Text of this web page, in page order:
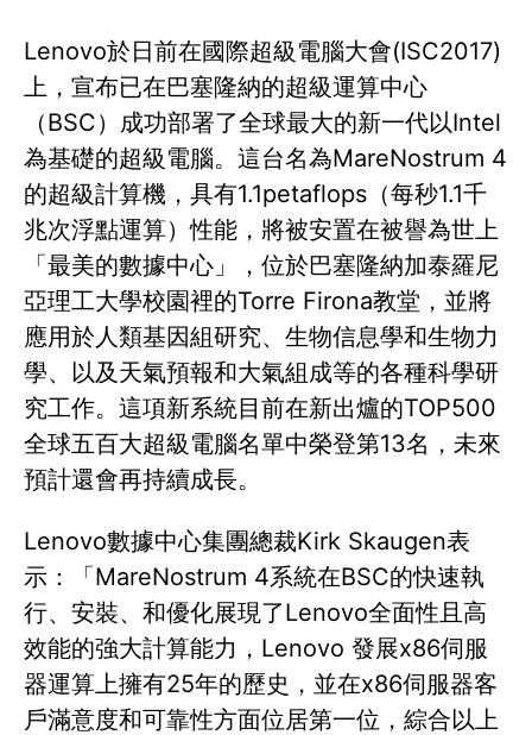
Lenovo於日前在國際超級電腦大會(ISC2017)
上，宣布已在巴塞隆納的超級運算中心
（BSC）成功部署了全球最大的新一代以Intel
為基礎的超級電腦。這台名為MareNostrum 4
的超級計算機，具有1.1petaflops（每秒1.1千
兆次浮點運算）性能，將被安置在被譽為世上
「最美的數據中心」，位於巴塞隆納加泰羅尼
亞理工大學校園裡的Torre Firona教堂，並將
應用於人類基因組研究、生物信息學和生物力
學、以及天氣預報和大氣組成等的各種科學研
究工作。這項新系統目前在新出爐的TOP500
全球五百大超級電腦名單中榮登第13名，未來
預計還會再持續成長。
Lenovo數據中心集團總裁Kirk Skaugen表
示：「MareNostrum 4系統在BSC的快速執
行、安裝、和優化展現了Lenovo全面性且高
效能的強大計算能力，Lenovo 發展x86伺服
器運算上擁有25年的歷史，並在x86伺服器客
戶滿意度和可靠性方面位居第一位，綜合以上